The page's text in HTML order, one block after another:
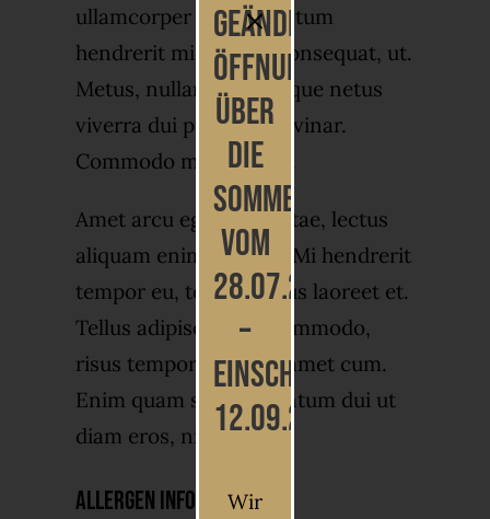
ullamcorper sit elementum
hendrerit mi nulla in consequat, ut.
Metus, nullam scelerisque netus
viverra dui pretium pulvinar.
Commodo morbi amet.
Amet arcu eget nibh vitae, lectus
aliquam enim ultrices. Mi hendrerit
tempor eu, tempus risus laoreet et.
Tellus adipiscing mi commodo,
risus tempor volutpat amet cum.
Enim quam sed fermentum dui ut
diam eros, nisl, orci.
Allergen Info
geänderte
Öffnungszeiten
über
die
Sommerferien
vom
28.07.2026
–
einschließlich
12.09.2026
Wir